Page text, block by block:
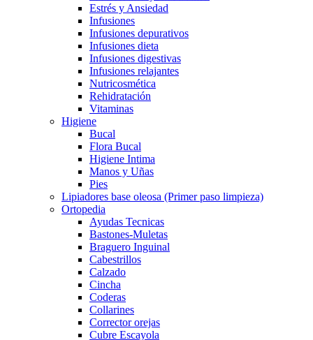
Estrés y Ansiedad
Infusiones
Infusiones depurativos
Infusiones dieta
Infusiones digestivas
Infusiones relajantes
Nutricosmética
Rehidratación
Vitaminas
Higiene
Bucal
Flora Bucal
Higiene Intima
Manos y Uñas
Pies
Lipiadores base oleosa (Primer paso limpieza)
Ortopedia
Ayudas Tecnicas
Bastones-Muletas
Braguero Inguinal
Cabestrillos
Calzado
Cincha
Coderas
Collarines
Corrector orejas
Cubre Escayola